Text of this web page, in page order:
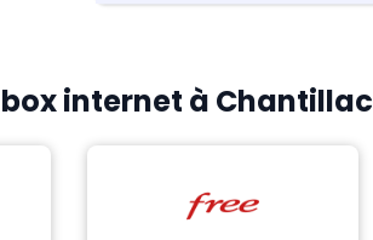
internet à Chantillac